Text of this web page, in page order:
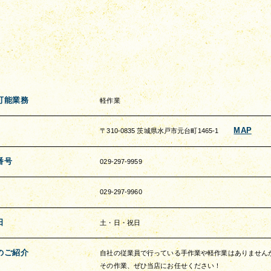
能業務 軽作業
〒310-0835 茨城県水戸市元台町1465‐1 MAP
号 029-297-9959
029-297-9960
土・日・祝日
ご紹介
自社の従業員で行っている手作業や軽作業はありません
その作業、ぜひ当店にお任せください！